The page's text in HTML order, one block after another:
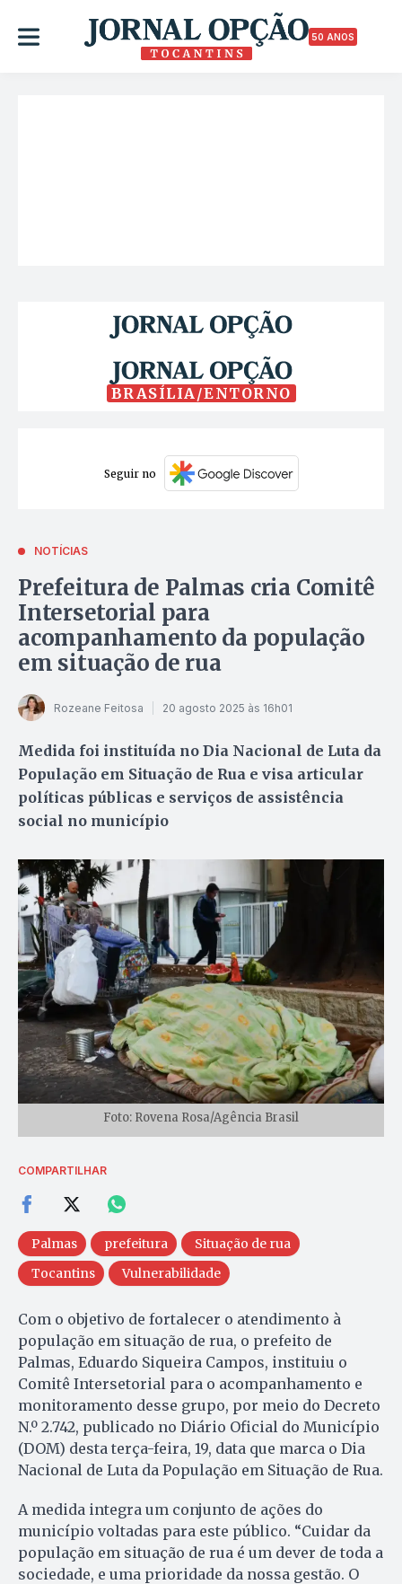
50 ANOS
BRASÍLIA/ENTORNO
Seguir no
NOTÍCIAS
Prefeitura de Palmas cria Comitê
Intersetorial para
acompanhamento da população
em situação de rua
Rozeane Feitosa 20 agosto 2025 às 16h01
Medida foi instituída no Dia Nacional de Luta da
População em Situação de Rua e visa articular
políticas públicas e serviços de assistência
social no município
Foto: Rovena Rosa/Agência Brasil
COMPARTILHAR
Palmas prefeitura
Situação de rua
Tocantins
Vulnerabilidade
Com o objetivo de fortalecer o atendimento à
população em situação de rua, o prefeito de
Palmas, Eduardo Siqueira Campos, instituiu o
Comitê Intersetorial para o acompanhamento e
monitoramento desse grupo, por meio do Decreto
N.º 2.742, publicado no Diário Oficial do Município
(DOM) desta terça-feira, 19, data que marca o Dia
Nacional de Luta da População em Situação de Rua.
A medida integra um conjunto de ações do
município voltadas para este público. “Cuidar da
população em situação de rua é um dever de toda a
sociedade, e uma prioridade da nossa gestão. O